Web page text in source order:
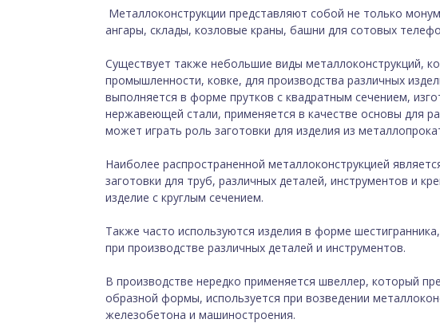
Металлоконструкции представляют собой не только
ангары, склады, козловые краны, башни для сотовых
Существует также небольшие виды металлоконструкций,
промышленности, ковке, для производства различных
выполняется в форме прутков с квадратным сечением,
нержавеющей стали, применяется в качестве основы для
может играть роль заготовки для изделия из
Наиболее распространенной металлоконструкцией
заготовки для труб, различных деталей, инструментов и
изделие с круглым сечением.
Также часто используются изделия в форме
при производстве различных деталей и инструментов.
В производстве нередко применяется швеллер, который
образной формы, используется при возведении
железобетона и машиностроения.